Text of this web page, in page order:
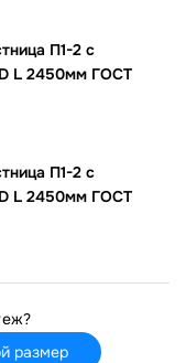
П1-2 с
L 2450мм ГОСТ
П1-2 с
L 2450мм ГОСТ
размер